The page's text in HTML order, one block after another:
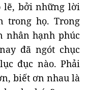
lẽ, bởi những lời
trong họ. Trong
nhân hạnh phúc
đã ngót chục
đục nào. Phải
biết ơn nhau là